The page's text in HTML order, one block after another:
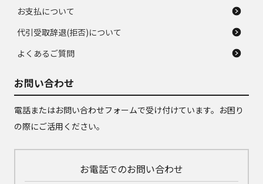
お支払について
代引受取辞退(拒否)について
よくあるご質問
お問い合わせ
電話またはお問い合わせフォームで受け付けています。お困り
の際にご活用ください。
お電話でのお問い合わせ